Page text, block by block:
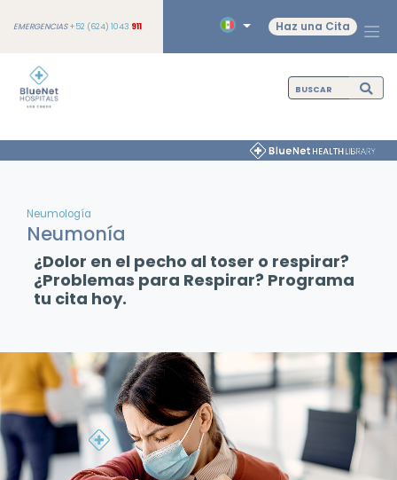
EMERGENCIAS+52 (624) 1043 911 Haz una Cita
Neumología
Neumonía
¿Dolor en el pecho al toser o respirar?
¿Problemas para Respirar? Programa
tu cita hoy.